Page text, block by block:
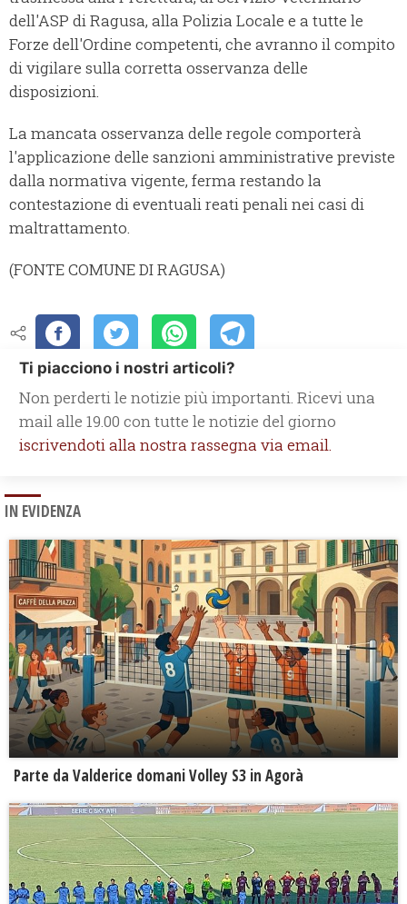
dell'ASP di Ragusa, alla Polizia Locale e a tutte le
Forze dell'Ordine competenti, che avranno il compito
di vigilare sulla corretta osservanza delle
disposizioni.
La mancata osservanza delle regole comporterà
l'applicazione delle sanzioni amministrative previste
dalla normativa vigente, ferma restando la
contestazione di eventuali reati penali nei casi di
maltrattamento.
(FONTE COMUNE DI RAGUSA)
Ti piacciono i nostri articoli?
Non perderti le notizie più importanti. Ricevi una
mail alle 19.00 con tutte le notizie del giorno
iscrivendoti alla nostra rassegna via email.
IN EVIDENZA
Parte da Valderice domani Volley S3 in Agorà